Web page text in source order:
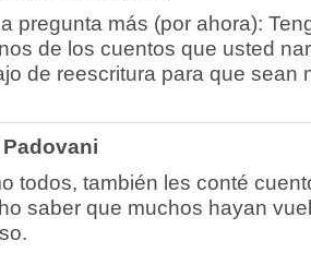
pregunta más (por ahora):
de los cuentos que usted
de reescritura para que sean
todos, también les conté
saber que muchos hayan